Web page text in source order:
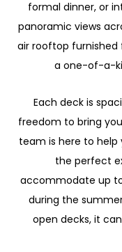
formal dinner, or
panoramic views
air rooftop furnished
a one-of-a-
Each deck is
freedom to bring
team is here to
the perfect
accommodate up to
during the
open decks, it